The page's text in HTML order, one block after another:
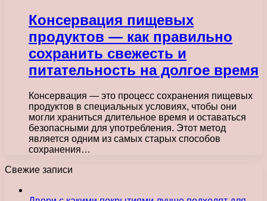
Консервация пищевых
продуктов — как правильно
сохранить свежесть и
питательность на долгое время
Консервация — это процесс сохранения пищевых
продуктов в специальных условиях, чтобы они
могли храниться длительное время и оставаться
безопасными для употребления. Этот метод
является одним из самых старых способов
сохранения…
Свежие записи